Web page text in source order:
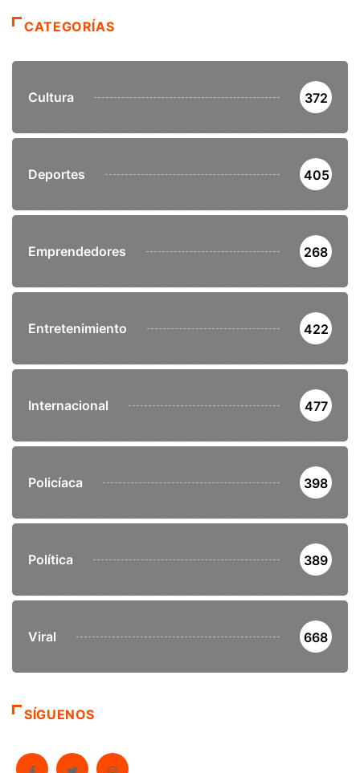
CATEGORÍAS
Cultura 372
Deportes 405
Emprendedores 268
Entretenimiento 422
Internacional 477
Policíaca 398
Política 389
Viral 668
SÍGUENOS